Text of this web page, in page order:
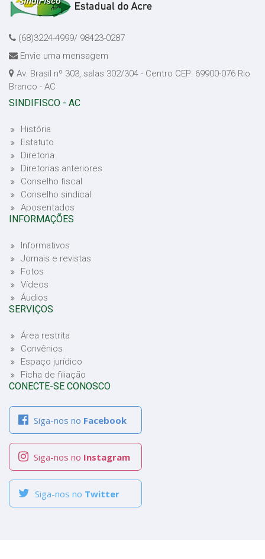
(68)3224-4999/ 98423-0287
Envie uma mensagem
Av. Brasil nº 303, salas 302/304 - Centro CEP: 69900-076 Rio
Branco - AC
SINDIFISCO - AC
História
Estatuto
Diretoria
Diretorias anteriores
Conselho fiscal
Conselho sindical
Aposentados
INFORMAÇÕES
Informativos
Jornais e revistas
Fotos
Vídeos
Áudios
SERVIÇOS
Área restrita
Convênios
Espaço jurídico
Ficha de filiação
CONECTE-SE CONOSCO
Siga-nos no Facebook
Siga-nos no Instagram
Siga-nos no Twitter